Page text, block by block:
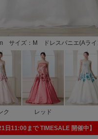
サイズ：M ドレスパニエ(Aライ
ク レッド
日11:00まで TIMESALE 開催中】